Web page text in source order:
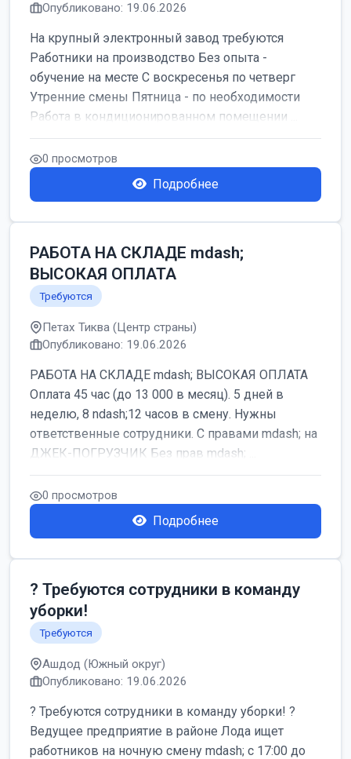
Опубликовано: 19.06.2026
На крупный электронный завод требуются
Работники на производство Без опыта -
обучение на месте С воскресенья по четверг
Утренние смены Пятница - по необходимости
Работа в кондиционированном помещении ...
0 просмотров
Подробнее
РАБОТА НА СКЛАДЕ mdash;
ВЫСОКАЯ ОПЛАТА
Требуются
Петах Тиква (Центр страны)
Опубликовано: 19.06.2026
РАБОТА НА СКЛАДЕ mdash; ВЫСОКАЯ ОПЛАТА
Оплата 45 час (до 13 000 в месяц). 5 дней в
неделю, 8 ndash;12 часов в смену. Нужны
ответственные сотрудники. С правами mdash; на
ДЖЕК-ПОГРУЗЧИК Без прав mdash; ...
0 просмотров
Подробнее
? Требуются сотрудники в команду
уборки!
Требуются
Ашдод (Южный округ)
Опубликовано: 19.06.2026
? Требуются сотрудники в команду уборки! ?
Ведущее предприятие в районе Лода ищет
работников на ночную смену mdash; с 17:00 до